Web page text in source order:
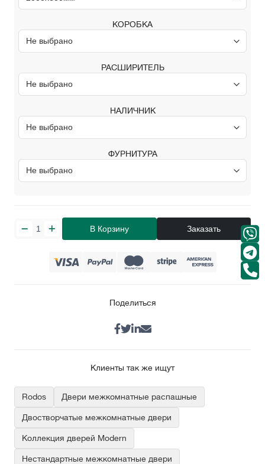
КОРОБКА
РАСШИРИТЕЛЬ
НАЛИЧНИК
ФУРНИТУРА
В Корзину Заказать
Поделиться
Клиенты так же ищут
Rodos Двери межкомнатные распашные
Двостворчатые межкомнатные двери
Коллекция дверей Modern
Нестандартные межкомнатные двери